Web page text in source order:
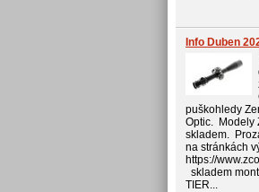
Info Duben
puškohledy
Optic. Modely
skladem.
na stránkách
https://
skladem
TIER...